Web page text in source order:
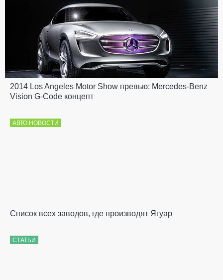
2014 Los Angeles Motor Show превью: Mercedes-Benz
Vision G-Code концепт
АВТО НОВОСТИ
Список всех заводов, где производят Ягуар
СТАТЬИ